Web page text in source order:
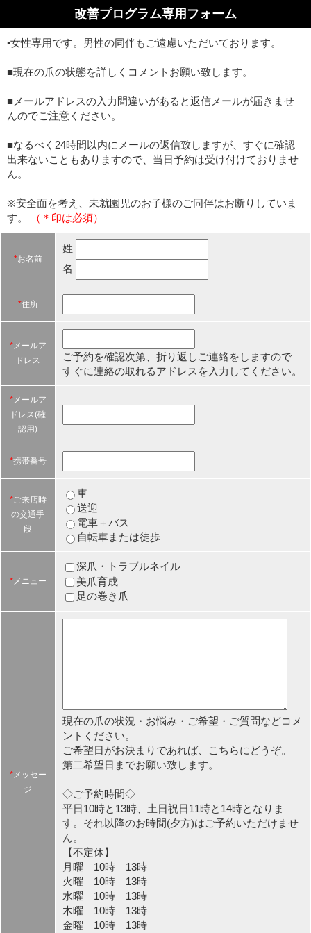
改善プログラム専用フォーム
▪️女性専用です。男性の同伴もご遠慮いただいております。
■現在の爪の状態を詳しくコメントお願い致します。
■メールアドレスの入力間違いがあると返信メールが届きませ
んのでご注意ください。
■なるべく24時間以内にメールの返信致しますが、すぐに確認
出来ないこともありますので、当日予約は受け付けておりませ
ん。
※安全面を考え、未就園児のお子様のご同伴はお断りしていま
す。
（＊印は必須）
*お名前
姓
名
*住所
*メールア
ドレス
ご予約を確認次第、折り返しご連絡をしますので
すぐに連絡の取れるアドレスを入力してください。
*メールア
ドレス(確
認用)
*携帯番号
*ご来店時
の交通手
段
車
送迎
電車＋バス
自転車または徒歩
*メニュー
深爪・トラブルネイル
美爪育成
足の巻き爪
*メッセー
ジ
現在の爪の状況・お悩み・ご希望・ご質問などコメ
ントください。
ご希望日がお決まりであれば、こちらにどうぞ。
第二希望日までお願い致します。
◇ご予約時間◇
平日10時と13時、土日祝日11時と14時となりま
す。それ以降のお時間(夕方)はご予約いただけませ
ん。
【不定休】
月曜 10時 13時
火曜 10時 13時
水曜 10時 13時
木曜 10時 13時
金曜 10時 13時